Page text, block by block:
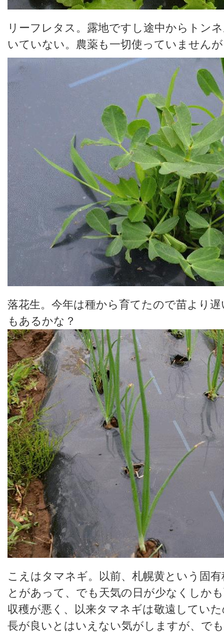
リーフレタス。露地ですし途中からトン
いていない。農薬も一切使っていません
落花生。今年は種から育てたので苗より
もあるかな？
こえはタマネギ。以前、札幌黄という固
とがあって、でも天気の日が少なくしか
収穫が悪く、以来タマネギは敬遠してい
長が良いとはいえない気がしますが、で